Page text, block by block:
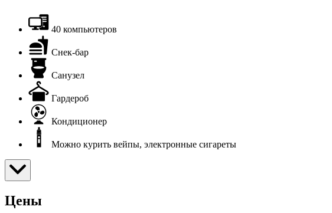
40 компьютеров
Снек-бар
Санузел
Гардероб
Кондиционер
Можно курить вейпы, электронные сигареты
Цены